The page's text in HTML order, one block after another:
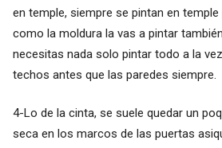
en temple, siempre se pintan en
como la moldura la vas a pintar
necesitas nada solo pintar todo a la
techos antes que las paredes siempre.
4-Lo de la cinta, se suele quedar un
seca en los marcos de las puertas